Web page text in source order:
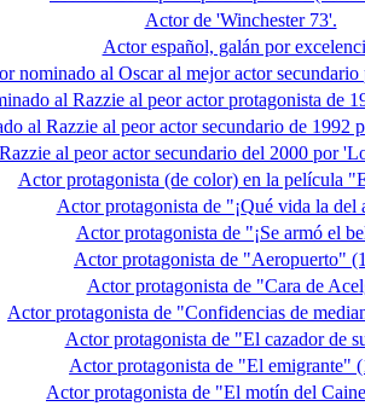
Actor de 'Winchester 73'.
Actor español, galán por
nominado al Oscar al mejor actor
al Razzie al peor actor protagonista de
al Razzie al peor actor secundario de 1992
al peor actor secundario del 2000 por
Actor protagonista (de color) en la película
Actor protagonista de "¡Qué vida la del
Actor protagonista de "¡Se armó el
Actor protagonista de "Aeropuerto"
Actor protagonista de "Cara de
Actor protagonista de "Confidencias de
Actor protagonista de "El cazador de
Actor protagonista de "El emigrante"
Actor protagonista de "El motín del